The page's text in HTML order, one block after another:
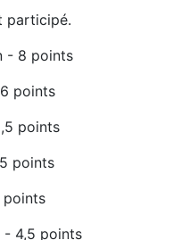
participé.
- 8 points
points
points
points
points
- 4,5 points